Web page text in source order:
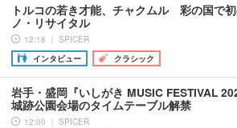
トルコの若き才能、チャクムル 彩の国で
ノ・リサイタル
12:18 ｜ SPICER
インタビュー
クラシック
岩手・盛岡『いしがき MUSIC FESTIVAL
城跡公園会場のタイムテーブル解禁
12:00 ｜ SPICER